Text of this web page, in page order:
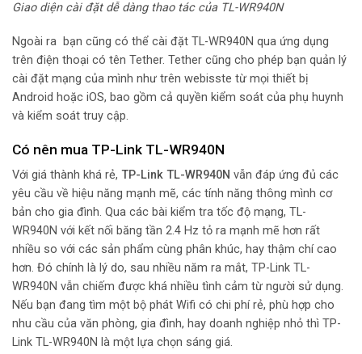
Giao diện cài đặt dễ dàng thao tác của TL-WR940N
Ngoài ra bạn cũng có thể cài đặt TL-WR940N qua ứng dụng
trên điện thoại có tên Tether. Tether cũng cho phép bạn quản lý
cài đặt mạng của mình như trên webisste từ mọi thiết bị
Android hoặc iOS, bao gồm cả quyền kiểm soát của phụ huynh
và kiểm soát truy cập.
Có nên mua TP-Link TL-WR940N
Với giá thành khá rẻ, TP-Link TL-WR940N vẫn đáp ứng đủ các
yêu cầu về hiệu năng mạnh mẽ, các tính năng thông mình cơ
bản cho gia đình. Qua các bài kiểm tra tốc độ mạng, TL-
WR940N với kết nối băng tần 2.4 Hz tỏ ra mạnh mẽ hơn rất
nhiều so với các sản phẩm cùng phân khúc, hay thậm chí cao
hơn. Đó chính là lý do, sau nhiều năm ra mắt, TP-Link TL-
WR940N vẫn chiếm được khá nhiều tình cảm từ người sử dụng.
Nếu bạn đang tìm một bộ phát Wifi có chi phí rẻ, phù hợp cho
nhu cầu của văn phòng, gia đình, hay doanh nghiệp nhỏ thì TP-
Link TL-WR940N là một lựa chọn sáng giá.